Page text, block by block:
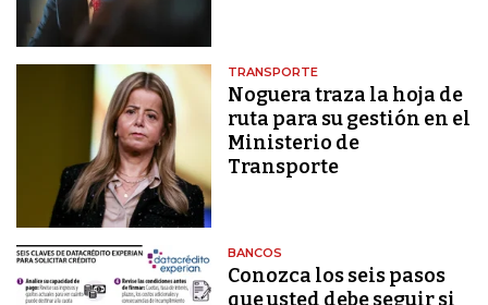
TRANSPORTE
Noguera traza la hoja de
ruta para su gestión en el
Ministerio de
Transporte
BANCOS
Conozca los seis pasos
que usted debe seguir si